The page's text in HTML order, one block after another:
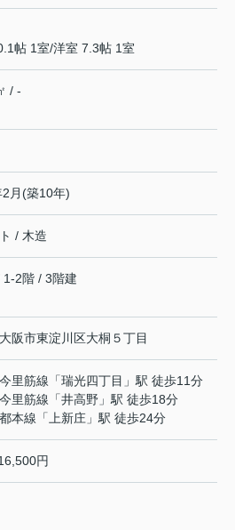
帖 1室/洋室 7.3帖 1室
/ -
月(築10年)
/ 木造
1-2階 / 3階建
大阪市東淀川区大桐 ５丁目
里筋線 「瑞光四丁目 」駅 徒歩11分
里筋線 「井高野 」駅 徒歩18分
本線 「 上新庄 」駅 徒歩24分
円